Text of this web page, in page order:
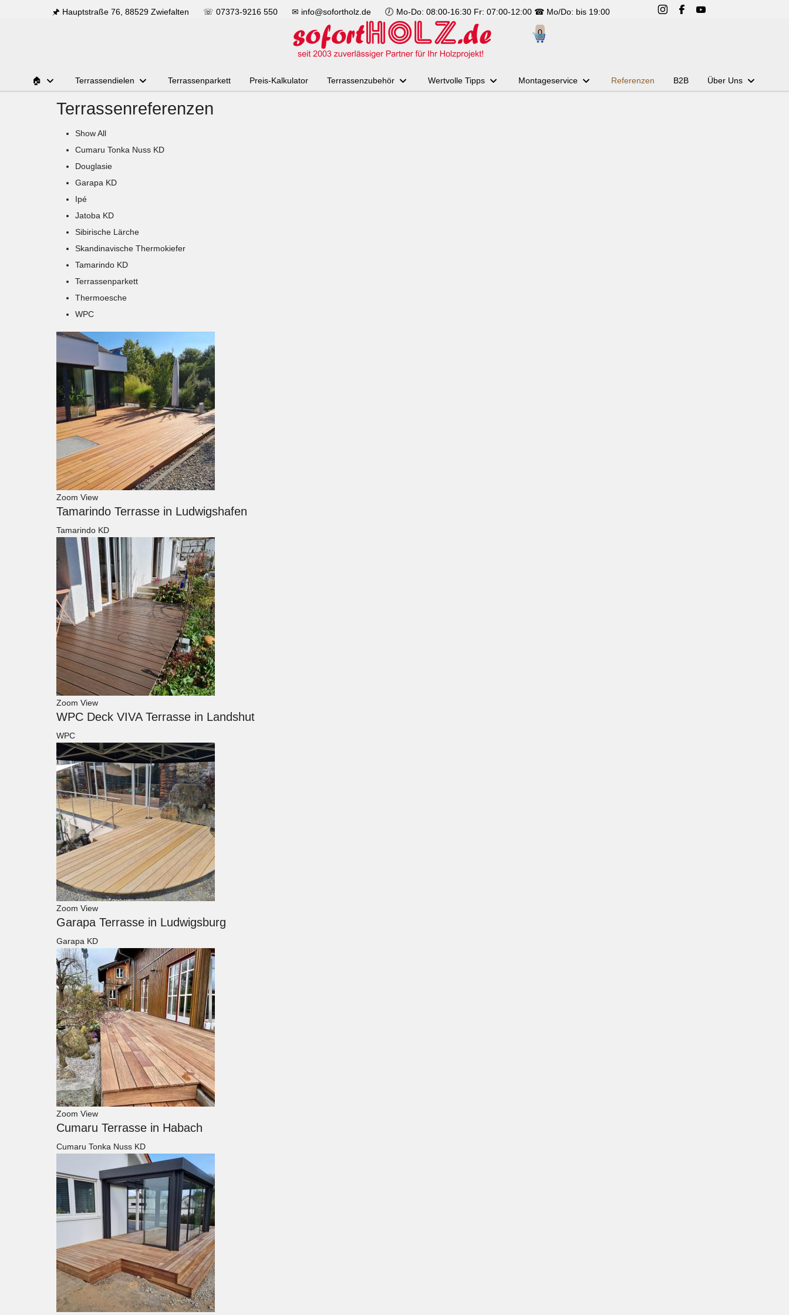
🖈 Hauptstraße 76, 88529 Zwiefalten ☏ 07373-9216 550 ✉ info@sofortholz.de 🕖 Mo-Do: 08:00-16:30 Fr: 07:00-12:00 ☎ Mo/Do: bis 19:00
🏠 Terrassendielen Terrassenparkett Preis-Kalkulator Terrassenzubehör Wertvolle Tipps Montageservice Referenzen B2B Über Uns
Terrassenreferenzen
Show All
Cumaru Tonka Nuss KD
Douglasie
Garapa KD
Ipé
Jatoba KD
Sibirische Lärche
Skandinavische Thermokiefer
Tamarindo KD
Terrassenparkett
Thermoesche
WPC
Zoom View
Tamarindo Terrasse in Ludwigshafen
Tamarindo KD
Zoom View
WPC Deck VIVA Terrasse in Landshut
WPC
Zoom View
Garapa Terrasse in Ludwigsburg
Garapa KD
Zoom View
Cumaru Terrasse in Habach
Cumaru Tonka Nuss KD